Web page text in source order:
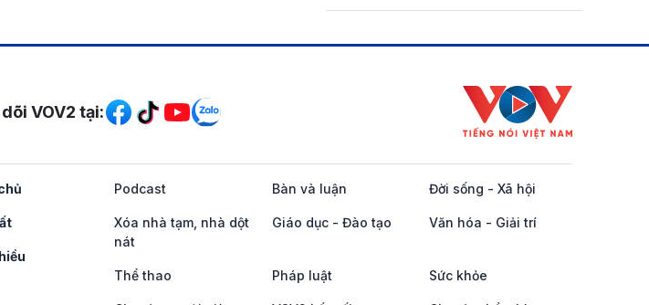
xã hội
VOV2 tại:
Podcast Bàn và luận Đời sống - Xã hội
Xóa nhà tạm, nhà dột
nát
Giáo dục - Đào tạo Văn hóa - Giải trí
Thể thao Pháp luật Sức khỏe